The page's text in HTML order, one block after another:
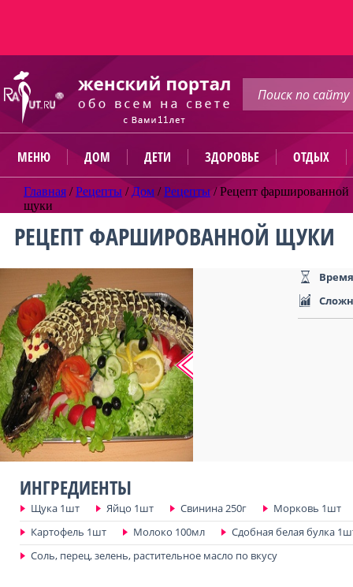
МЕНЮ ДОМ ДЕТИ ЗДОРОВЬЕ ОТДЫХ
Главная /Рецепты / Дом /Рецепты /Рецепт фаршированной
щуки
РЕЦЕПТ ФАРШИРОВАННОЙ ЩУКИ
ИНГРЕДИЕНТЫ
Щука 1шт Яйцо 1шт Свинина 250г
Морковь 1шт
Картофель 1шт
Молоко 100мл
Сдобная белая булка
Соль, перец, зелень, растительное масло по вкусу